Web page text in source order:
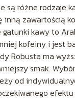
są różne rodzaje
inną zawartością
kawy to
kofeiny i jest
Robusta ma
smak.
od